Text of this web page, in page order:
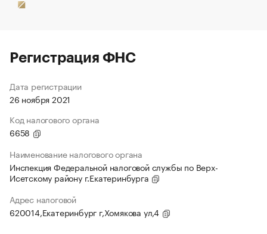
Регистрация ФНС
Дата регистрации
26 ноября 2021
Код налогового органа
6658
Наименование налогового органа
Инспекция Федеральной налоговой службы по Верх-
Исетскому району г.Екатеринбурга
Адрес налоговой
620014,Екатеринбург г,Хомякова ул,4